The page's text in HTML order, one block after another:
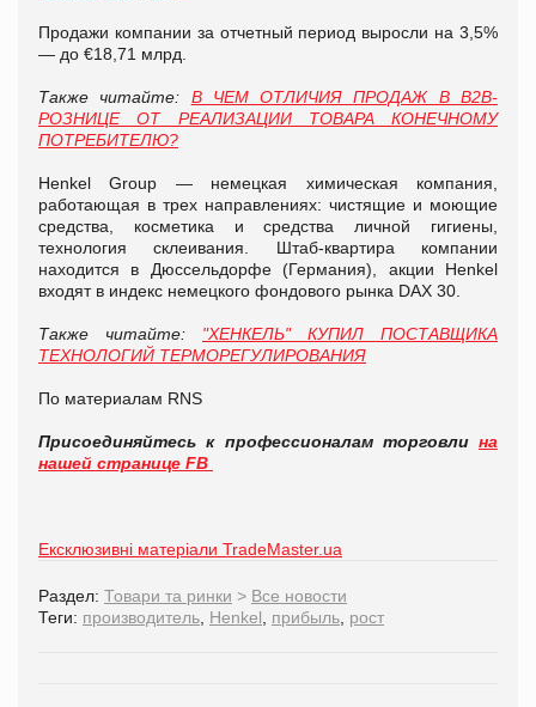
Продажи компании за отчетный период выросли на 3,5%
— до €18,71 млрд.
Также читайте: В ЧЕМ ОТЛИЧИЯ ПРОДАЖ В B2B-
РОЗНИЦЕ ОТ РЕАЛИЗАЦИИ ТОВАРА КОНЕЧНОМУ
ПОТРЕБИТЕЛЮ?
Henkel Group — немецкая химическая компания,
работающая в трех направлениях: чистящие и моющие
средства, косметика и средства личной гигиены,
технология склеивания. Штаб-квартира компании
находится в Дюссельдорфе (Германия), акции Henkel
входят в индекс немецкого фондового рынка DAX 30.
Также читайте: "ХЕНКЕЛЬ" КУПИЛ ПОСТАВЩИКА
ТЕХНОЛОГИЙ ТЕРМОРЕГУЛИРОВАНИЯ
По материалам RNS
Присоединяйтесь к профессионалам торговли на
нашей странице FB
Ексклюзивні матеріали TradeMaster.ua
Раздел: Товари та ринки > Все новости
Теги: производитель Henkel прибыль рост